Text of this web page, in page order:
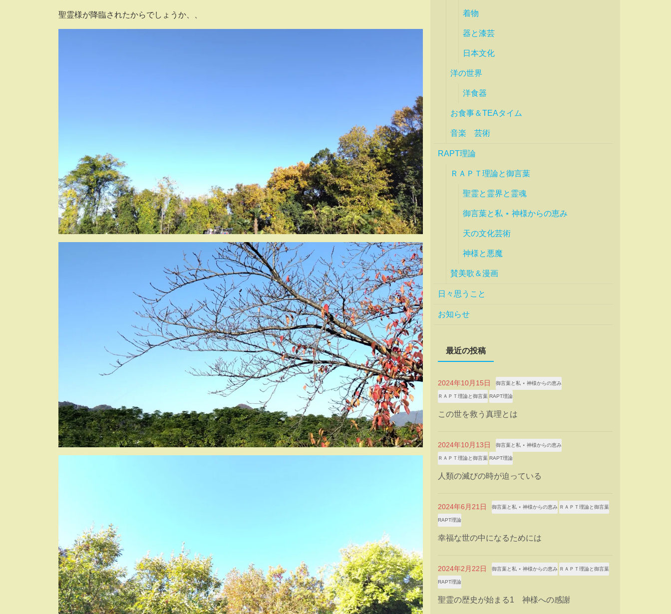
聖霊様が降臨されたからでしょうか、、 着物
器と漆芸
日本文化
洋の世界
洋食器
お食事＆TEAタイム
音楽 芸術
RAPT理論
ＲＡＰＴ理論と御言葉
聖霊と霊界と霊魂
御言葉と私 ⋆ 神様からの恵み
天の文化芸術
神様と悪魔
賛美歌＆漫画
日々思うこと
お知らせ
最近の投稿
2024年10月15日 御言葉と私 ⋆ 神様からの恵み
ＲＡＰＴ理論と御言葉 RAPT理論
この世を救う真理とは
2024年10月13日 御言葉と私 ⋆ 神様からの恵み
ＲＡＰＴ理論と御言葉 RAPT理論
人類の滅びの時が迫っている
2024年6月21日 御言葉と私 ⋆ 神様からの恵み ＲＡＰＴ理論と御言葉
RAPT理論
幸福な世の中になるためには
2024年2月22日 御言葉と私 ⋆ 神様からの恵み ＲＡＰＴ理論と御言葉
RAPT理論
聖霊の歴史が始まる1 神様への感謝